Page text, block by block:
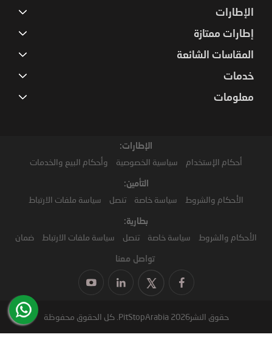
الإطارات
إطارات ممتازة
المقاسات الشائعة
خدمات
معلومات
الإطارات:
أحكام الإستخدام سياسية الخصوصية وأحكام البيع والخدمات
التأمين:
الأحكام والشروط سياسة خاصة تنصل سياسة ملفات الارتباط
بطارية:
الأحكام والشروط سياسة خاصة تنصل سياسة ملفات الارتباط ضمان
تواصل معنا
حقوق النشر2026 PitStopArabia. كل الحقوق محفوظة